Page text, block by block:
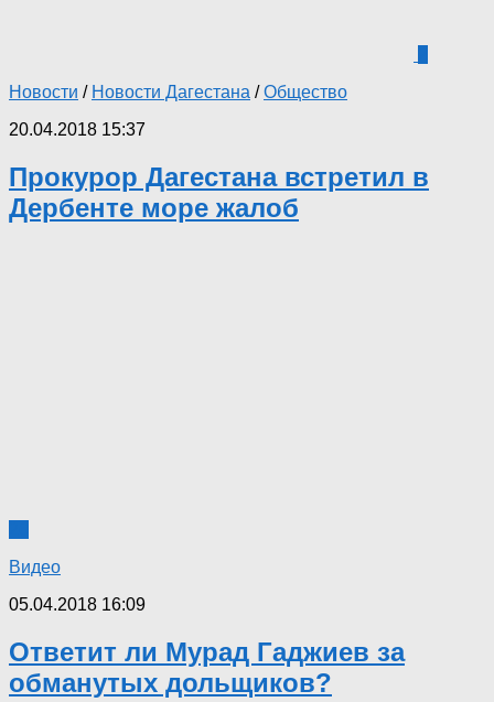
Новости / Новости Дагестана /Общество
20.04.2018 15:37
Прокурор Дагестана встретил в
Дербенте море жалоб
Видео
05.04.2018 16:09
Ответит ли Мурад Гаджиев за
обманутых дольщиков?